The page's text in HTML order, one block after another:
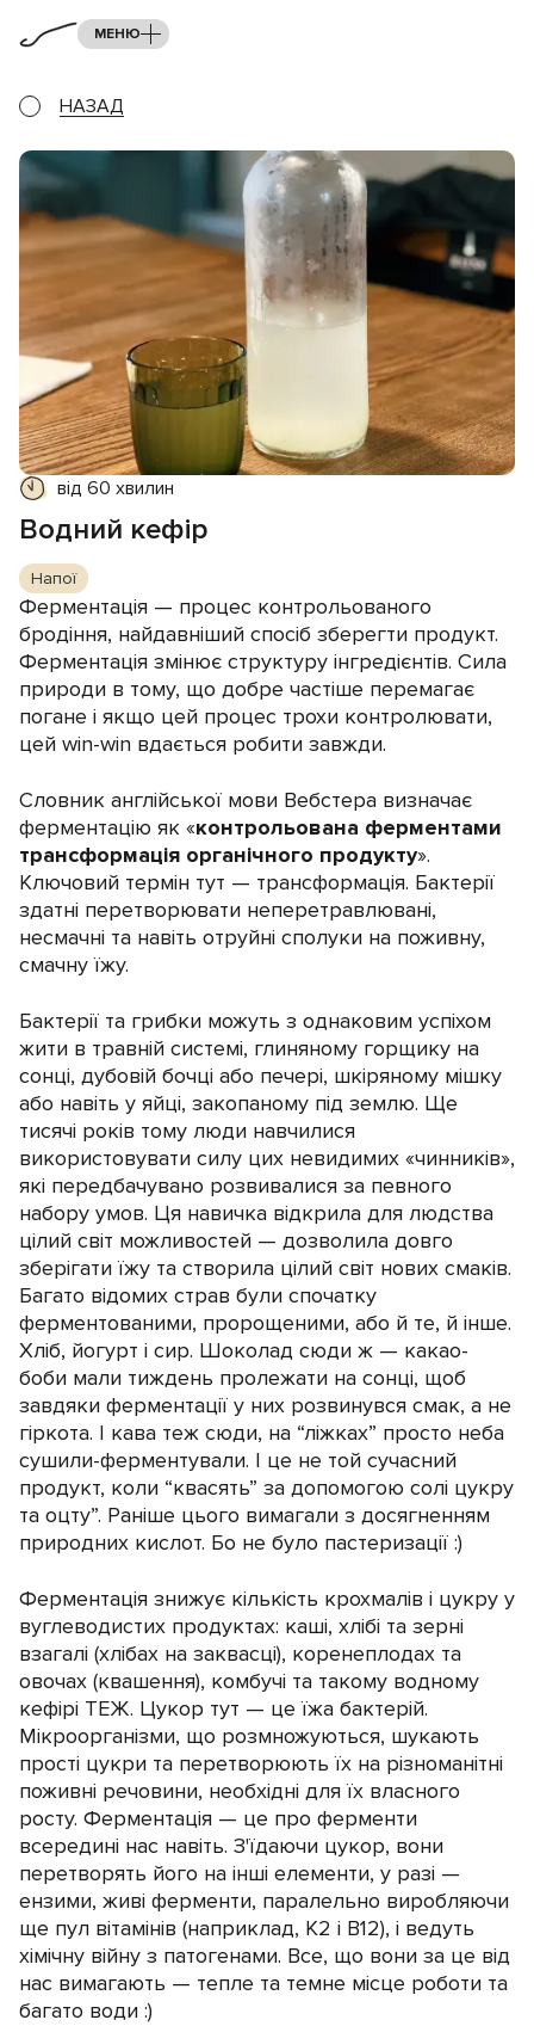
МЕНЮ
НАЗАД
від 60 хвилин
Водний кефір
Напої
Ферментація — процес контрольованого
бродіння, найдавніший спосіб зберегти продукт.
Ферментація змінює структуру інгредієнтів. Сила
природи в тому, що добре частіше перемагає
погане і якщо цей процес трохи контролювати,
цей win-win вдається робити завжди.
Словник англійської мови Вебстера визначає
ферментацію як «контрольована ферментами
трансформація органічного продукту».
Ключовий термін тут — трансформація. Бактерії
здатні перетворювати неперетравлювані,
несмачні та навіть отруйні сполуки на поживну,
смачну їжу.
Бактерії та грибки можуть з однаковим успіхом
жити в травній системі, глиняному горщику на
сонці, дубовій бочці або печері, шкіряному мішку
або навіть у яйці, закопаному під землю. Ще
тисячі років тому люди навчилися
використовувати силу цих невидимих ​​«чинників»,
які передбачувано розвивалися за певного
набору умов. Ця навичка відкрила для людства
цілий світ можливостей — дозволила довго
зберігати їжу та створила цілий світ нових смаків.
Багато відомих страв були спочатку
ферментованими, пророщеними, або й те, й інше.
Хліб, йогурт і сир. Шоколад сюди ж — какао-
боби мали тиждень пролежати на сонці, щоб
завдяки ферментації у них розвинувся смак, а не
гіркота. І кава теж сюди, на “ліжках” просто неба
сушили-ферментували. І це не той сучасний
продукт, коли “квасять” за допомогою солі цукру
та оцту”. Раніше цього вимагали з досягненням
природних кислот. Бо не було пастеризації :)
Ферментація знижує кількість крохмалів і цукру у
вуглеводистих продуктах: каші, хлібі та зерні
взагалі (хлібах на заквасці), коренеплодах та
овочах (квашення), комбучі та такому водному
кефірі ТЕЖ. Цукор тут — це їжа бактерій.
Мікроорганізми, що розмножуються, шукають
прості цукри та перетворюють їх на різноманітні
поживні речовини, необхідні для їх власного
росту. Ферментація — це про ферменти
всередині нас навіть. З'їдаючи цукор, вони
перетворять його на інші елементи, у разі —
ензими, живі ферменти, паралельно виробляючи
ще пул вітамінів (наприклад, К2 і В12), і ведуть
хімічну війну з патогенами. Все, що вони за це від
нас вимагають — тепле та темне місце роботи та
багато води :)